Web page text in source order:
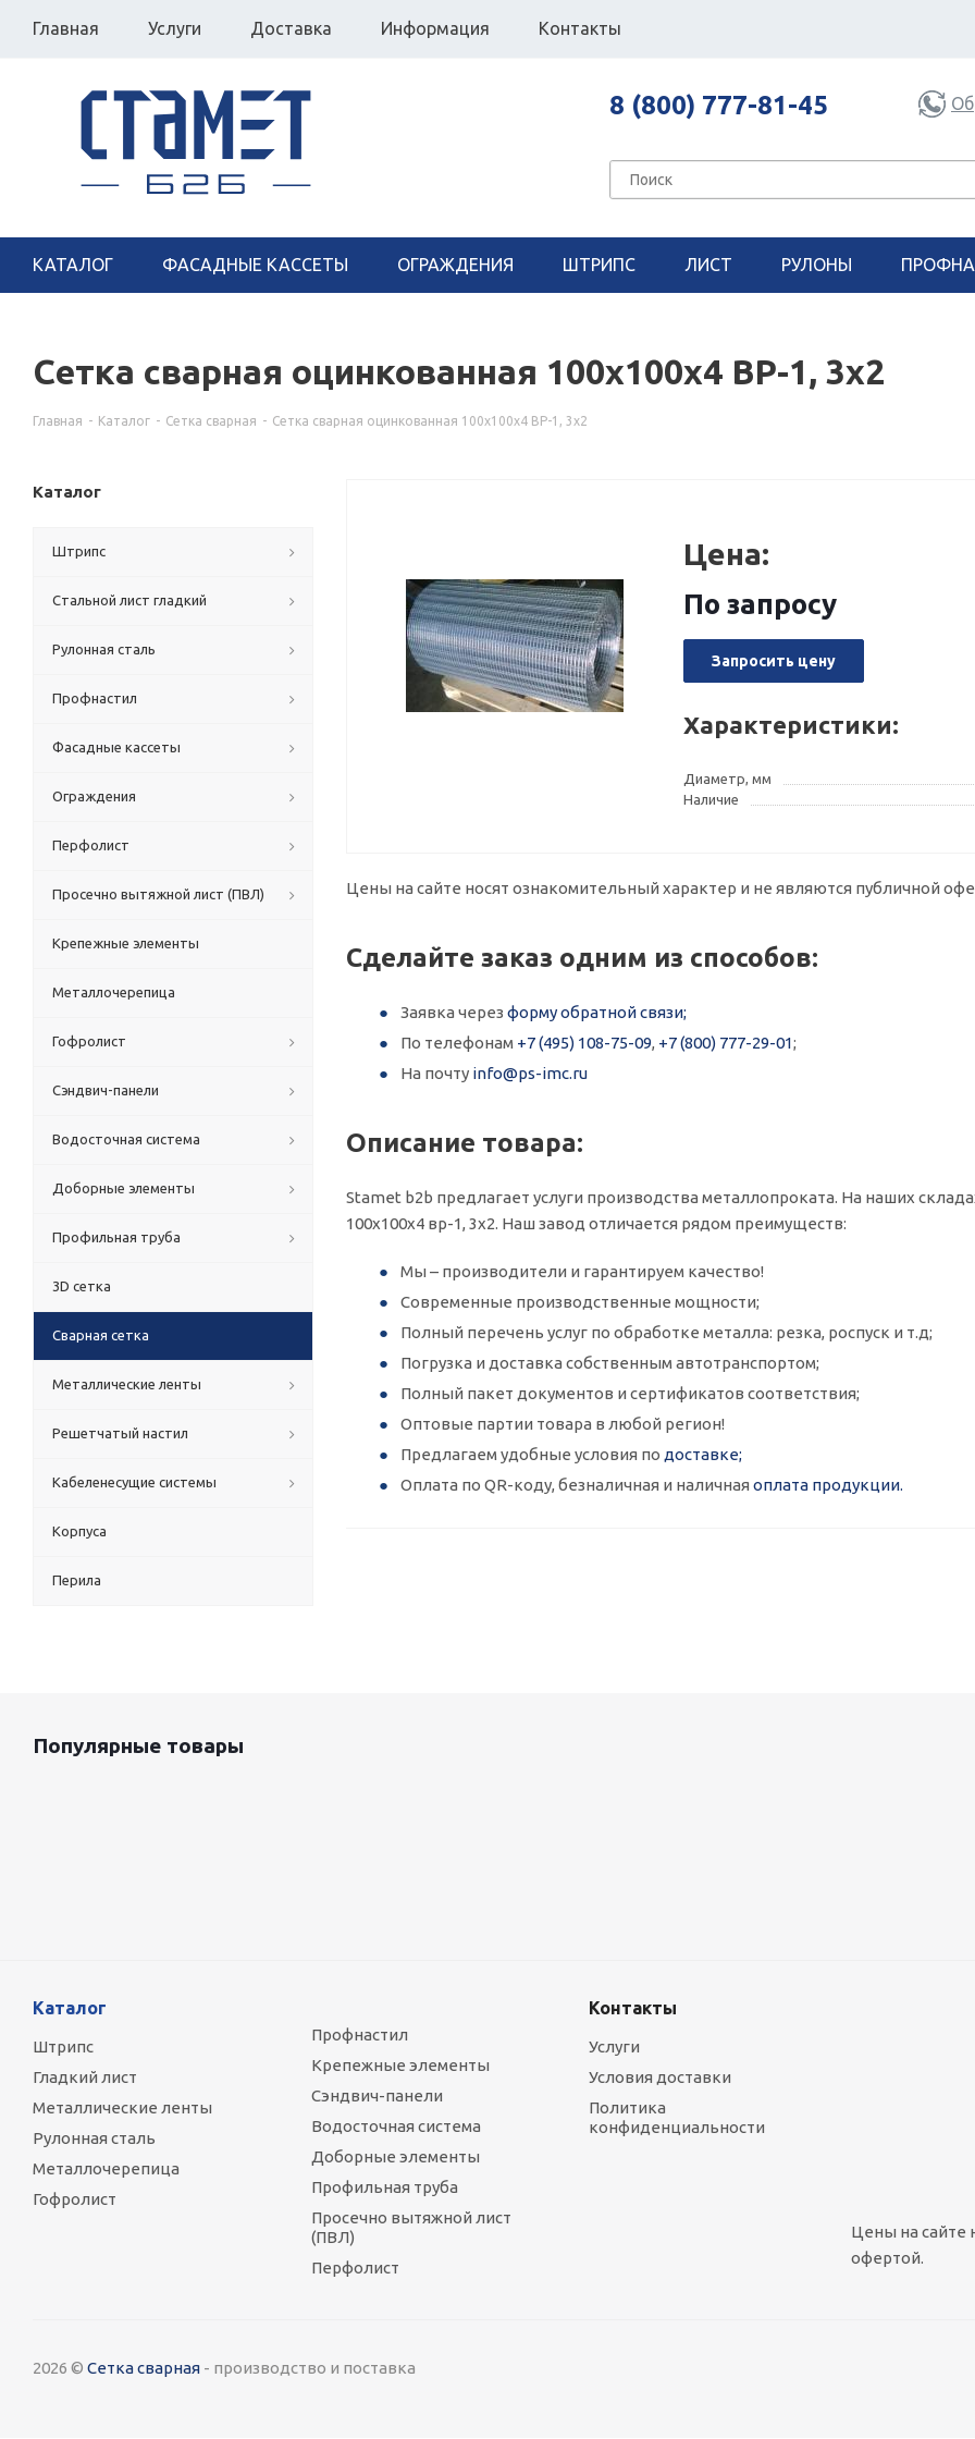
Главная Услуги Доставка Информация Контакты
8 (800) 777-81-45
КАТАЛОГ ФАСАДНЫЕ КАССЕТЫ ОГРАЖДЕНИЯ ШТРИПС ЛИСТ РУЛОНЫ
Сетка сварная оцинкованная 100х100х4 ВР-1, 3х2
Главная - Каталог - Сетка сварная - Сетка сварная оцинкованная 100х100х4 ВР-1, 3х2
Цена:
По запросу
Запросить цену
Характеристики:
Диаметр, мм
Наличие
Цены на сайте носят ознакомительный характер и не являются публичной
Сделайте заказ одним из способов:
Заявка через форму обратной связи;
По телефонам +7 (495) 108-75-09, +7 (800) 777-29-01;
На почту info@ps-imc.ru
Описание товара:
Stamet b2b предлагает услуги производства металлопроката. На наших
100х100х4 вр-1, 3х2. Наш завод отличается рядом преимуществ:
Мы – производители и гарантируем качество!
Современные производственные мощности;
Полный перечень услуг по обработке металла: резка, роспуск и т.д;
Погрузка и доставка собственным автотранспортом;
Полный пакет документов и сертификатов соответствия;
Оптовые партии товара в любой регион!
Предлагаем удобные условия по доставке;
Оплата по QR-коду, безналичная и наличная оплата продукции.
Каталог
Штрипс
Стальной лист гладкий
Рулонная сталь
Профнастил
Фасадные кассеты
Ограждения
Перфолист
Просечно вытяжной лист (ПВЛ)
Крепежные элементы
Металлочерепица
Гофролист
Сэндвич-панели
Водосточная система
Доборные элементы
Профильная труба
3D сетка
Сварная сетка
Металлические ленты
Решетчатый настил
Кабеленесущие системы
Корпуса
Перила
Популярные товары
Каталог
Штрипс
Гладкий лист
Металлические ленты
Рулонная сталь
Металлочерепица
Гофролист
Профнастил
Крепежные элементы
Сэндвич-панели
Водосточная система
Доборные элементы
Профильная труба
Просечно вытяжной лист
(ПВЛ)
Перфолист
Контакты
Услуги
Условия доставки
Политика
конфиденциальности
Цены на сайте
офертой.
2026 © Сетка сварная - производство и поставка